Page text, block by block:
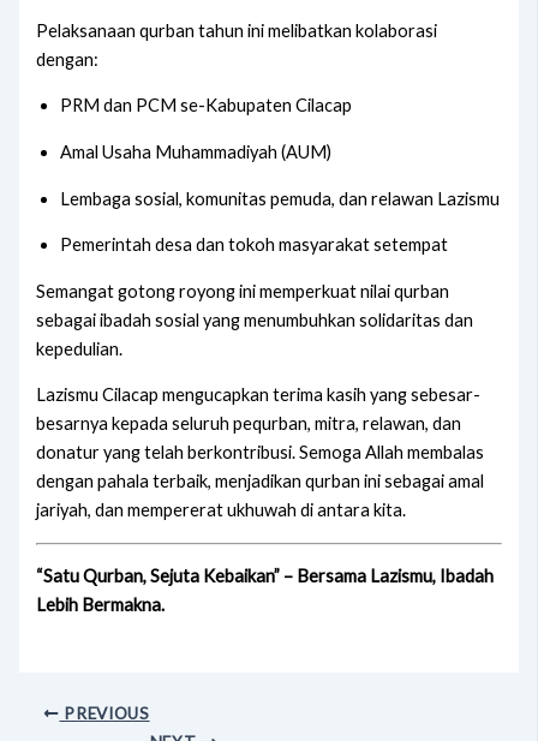
Pelaksanaan qurban tahun ini melibatkan kolaborasi
dengan:
PRM dan PCM se-Kabupaten Cilacap
Amal Usaha Muhammadiyah (AUM)
Lembaga sosial, komunitas pemuda, dan relawan Lazismu
Pemerintah desa dan tokoh masyarakat setempat
Semangat gotong royong ini memperkuat nilai qurban
sebagai ibadah sosial yang menumbuhkan solidaritas dan
kepedulian.
Lazismu Cilacap mengucapkan terima kasih yang sebesar-
besarnya kepada seluruh pequrban, mitra, relawan, dan
donatur yang telah berkontribusi. Semoga Allah membalas
dengan pahala terbaik, menjadikan qurban ini sebagai amal
jariyah, dan mempererat ukhuwah di antara kita.
“Satu Qurban, Sejuta Kebaikan” – Bersama Lazismu, Ibadah
Lebih Bermakna.
PREVIOUS